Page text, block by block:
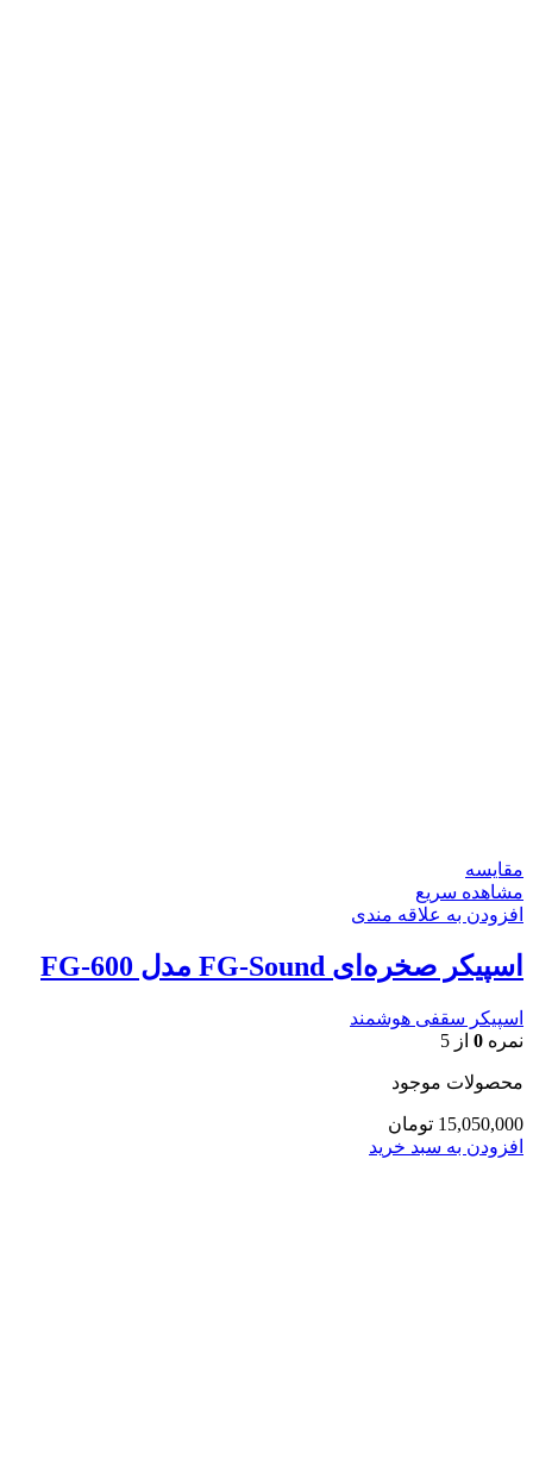
مقایسه
مشاهده سریع
افزودن به علاقه مندی
اسپیکر صخره‌ای FG-Sound مدل FG-600
اسپیکر سقفی هوشمند
نمره 0 از 5
محصولات موجود
15,050,000 تومان
افزودن به سبد خرید